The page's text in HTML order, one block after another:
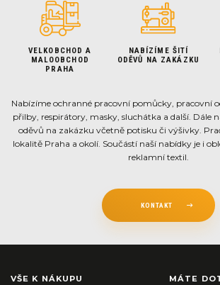
VELKOBCHOD A
MALOOBCHOD
PRAHA
NABÍZÍME ŠITÍ
ODĚVŮ NA ZAKÁZKU
Nabízíme ochranné pracovní pomůcky, pracovní
přilby, respirátory, masky, sluchátka a další. Dále
oděvů na zakázku včetně potisku či výšivky.
lokalitě Praha a okolí. Součástí naší nabídky je i
reklamní textil.
KONTAKT
VŠE K NÁKUPU MÁTE